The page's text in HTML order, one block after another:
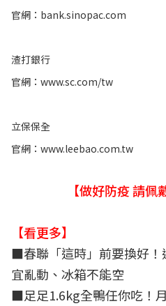
官網： bank.sinopac.com
渣打銀行
官網： www.sc.com/tw
立保保全
官網： www.leebao.com.tw
【做好防疫 請佩
【看更多】
■春聯「這時」前要換好
宜亂動、冰箱不能空
■足足1.6kg全鴨任你吃！